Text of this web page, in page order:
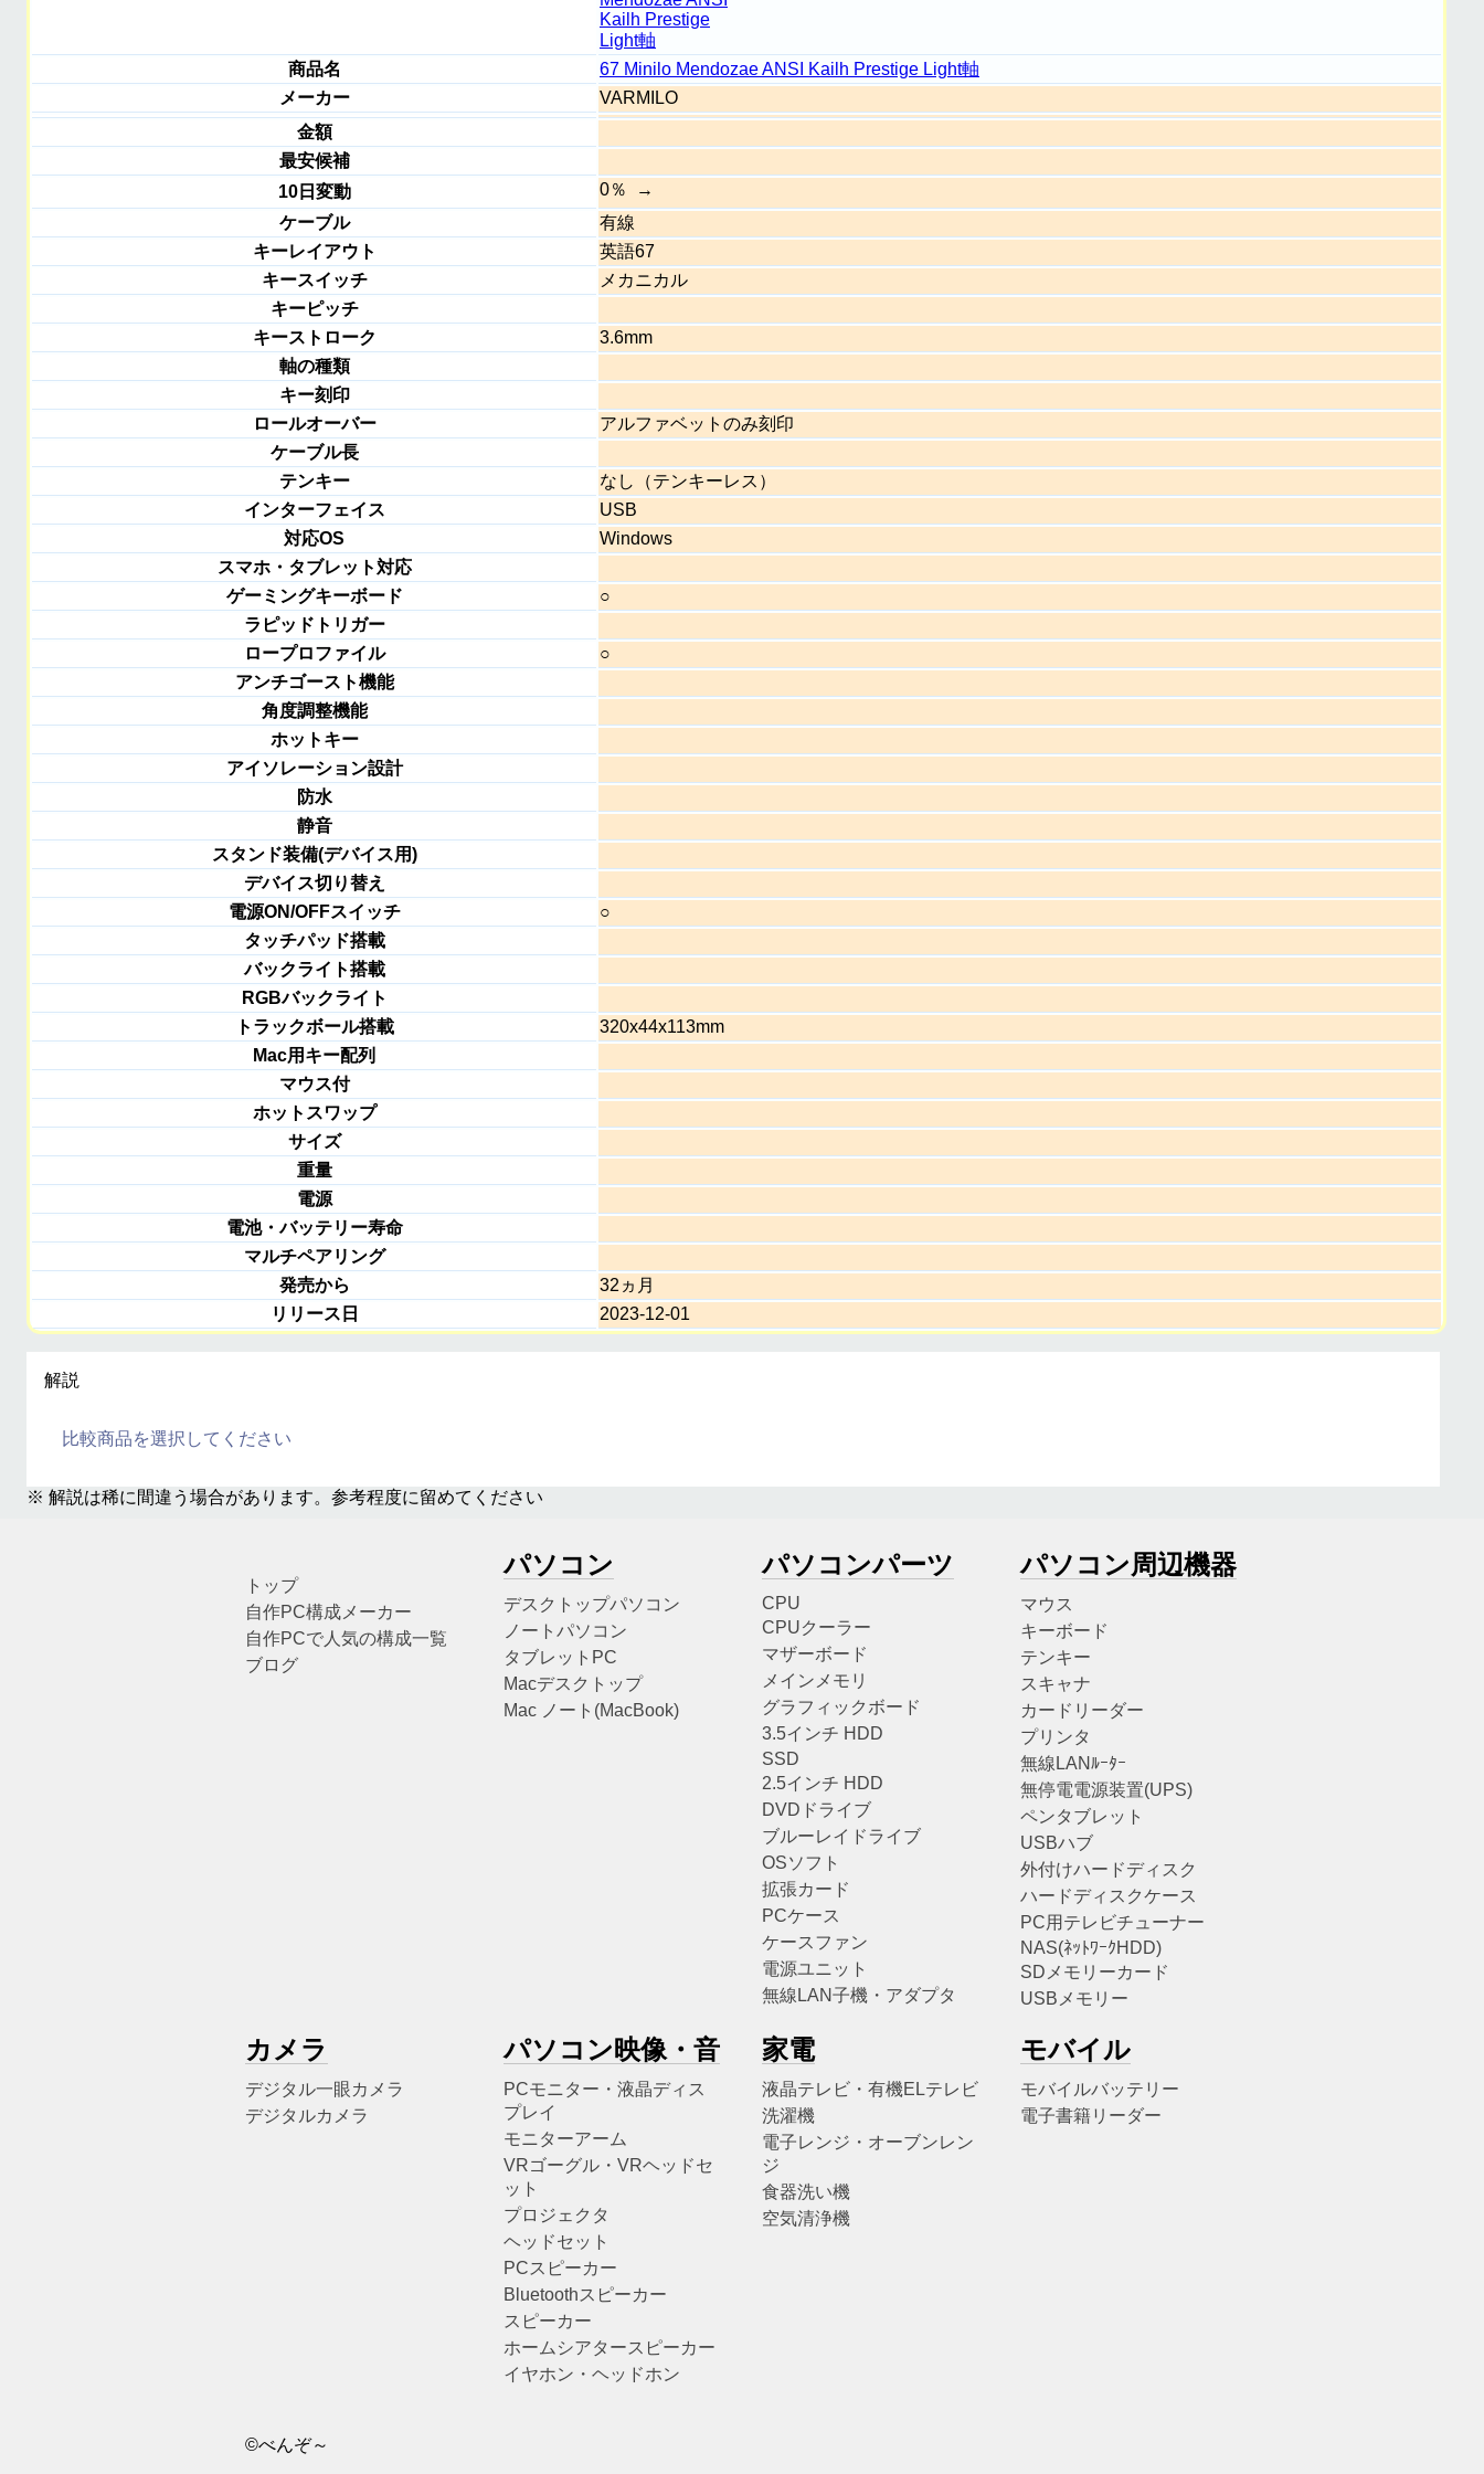
商品名
67 Minilo Mendozae ANSI Kailh Prestige Light軸
メーカー
VARMILO
金額
最安候補
10日変動
0％
ケーブル
有線
キーレイアウト
英語67
キースイッチ
メカニカル
キーピッチ
キーストローク
3.6mm
軸の種類
キー刻印
ロールオーバー
アルファベットのみ刻印
ケーブル長
テンキー
なし（テンキーレス）
インターフェイス
USB
対応OS
Windows
スマホ・タブレット対応
ゲーミングキーボード
○
ラピッドトリガー
ロープロファイル
○
アンチゴースト機能
角度調整機能
ホットキー
アイソレーション設計
防水
静音
スタンド装備(デバイス用)
デバイス切り替え
電源ON/OFFスイッチ
○
タッチパッド搭載
バックライト搭載
RGBバックライト
トラックボール搭載
320x44x113mm
Mac用キー配列
マウス付
ホットスワップ
サイズ
重量
電源
電池・バッテリー寿命
マルチペアリング
発売から
32ヵ月
リリース日
2023-12-01
解説
比較商品を選択してください
※ 解説は稀に間違う場合があります。参考程度に留めてください
トップ
自作PC構成メーカー
自作PCで人気の構成一覧
ブログ
パソコン
デスクトップパソコン
ノートパソコン
タブレットPC
Macデスクトップ
Mac ノート(MacBook)
パソコンパーツ
CPU
CPUクーラー
マザーボード
メインメモリ
グラフィックボード
3.5インチ HDD
SSD
2.5インチ HDD
DVDドライブ
ブルーレイドライブ
OSソフト
拡張カード
PCケース
ケースファン
電源ユニット
無線LAN子機・アダプタ
パソコン周辺機器
マウス
キーボード
テンキー
スキャナ
カードリーダー
プリンタ
無線LANﾙｰﾀｰ
無停電電源装置(UPS)
ペンタブレット
USBハブ
外付けハードディスク
ハードディスクケース
PC用テレビチューナー
NAS(ﾈｯﾄﾜｰｸHDD)
SDメモリーカード
USBメモリー
カメラ
デジタル一眼カメラ
デジタルカメラ
パソコン映像・音
PCモニター・液晶ディス
プレイ
モニターアーム
VRゴーグル・VRヘッドセ
ット
プロジェクタ
ヘッドセット
PCスピーカー
Bluetoothスピーカー
スピーカー
ホームシアタースピーカー
イヤホン・ヘッドホン
家電
液晶テレビ・有機ELテレビ
洗濯機
電子レンジ・オーブンレン
ジ
食器洗い機
空気清浄機
モバイル
モバイルバッテリー
電子書籍リーダー
©べんぞ～